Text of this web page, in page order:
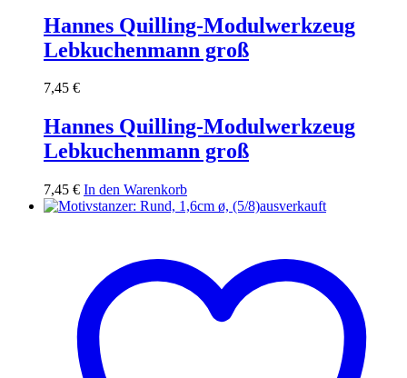
Hannes Quilling-Modulwerkzeug
Lebkuchenmann groß
7,45 €
Hannes Quilling-Modulwerkzeug
Lebkuchenmann groß
7,45 € In den Warenkorb
ausverkauft